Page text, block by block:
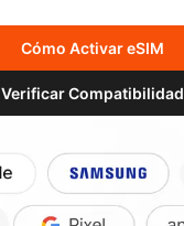
Cómo Activar eSIM
Verificar Compatibilidad